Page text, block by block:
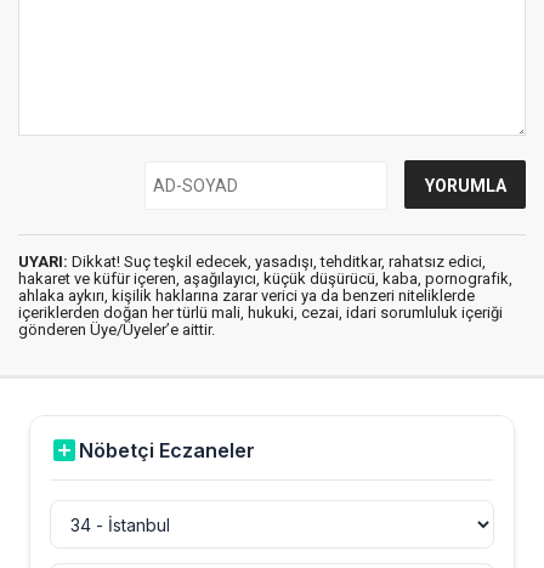
UYARI: Dikkat! Suç teşkil edecek, yasadışı, tehditkar, rahatsız edici,
hakaret ve küfür içeren, aşağılayıcı, küçük düşürücü, kaba, pornografik,
ahlaka aykırı, kişilik haklarına zarar verici ya da benzeri niteliklerde
içeriklerden doğan her türlü mali, hukuki, cezai, idari sorumluluk içeriği
gönderen Üye/Üyeler’e aittir.